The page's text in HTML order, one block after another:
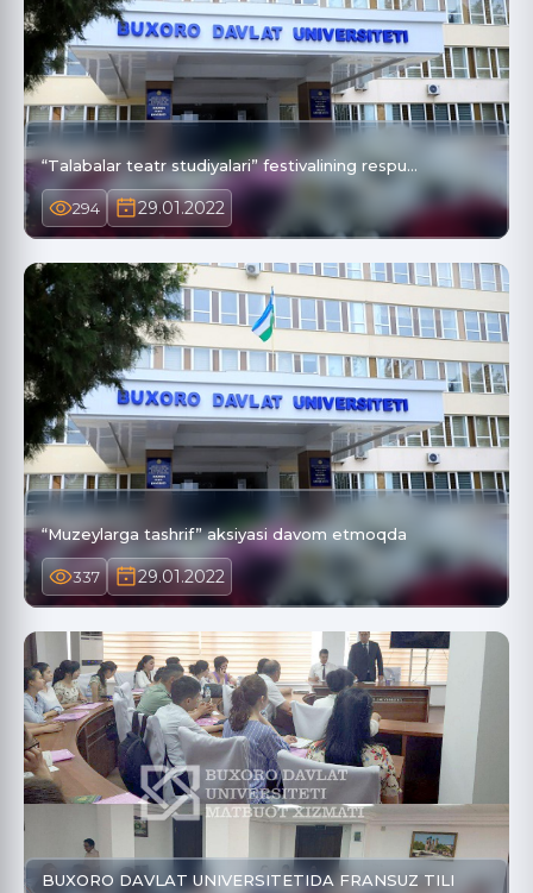
“Talabalar teatr studiyalari” festivalining respu…
294 29.01.2022
“Muzeylarga tashrif” aksiyasi davom etmoqda
337 29.01.2022
BUXORO DAVLAT UNIVERSITETIDA FRANSUZ TILI